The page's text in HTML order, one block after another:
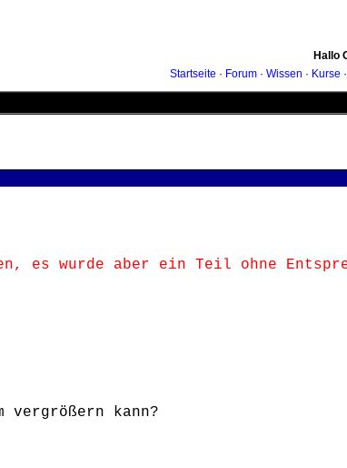
Hallo
Startseite · Forum · Wissen · Kurse ·
es wurde aber ein Teil ohne
kann?